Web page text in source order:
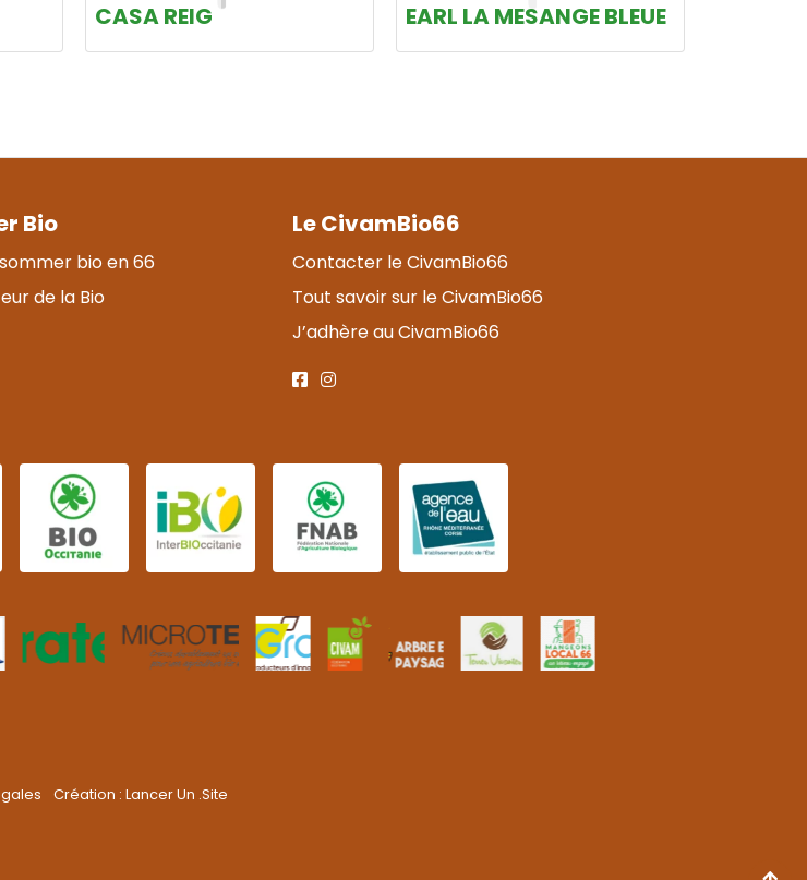
CASA REIG EARL LA MESANGE BLEUE
Bio
bio en 66
de la Bio
Le CivamBio66
Contacter le CivamBio66
Tout savoir sur le CivamBio66
J’adhère au CivamBio66
Création : Lancer Un .Site